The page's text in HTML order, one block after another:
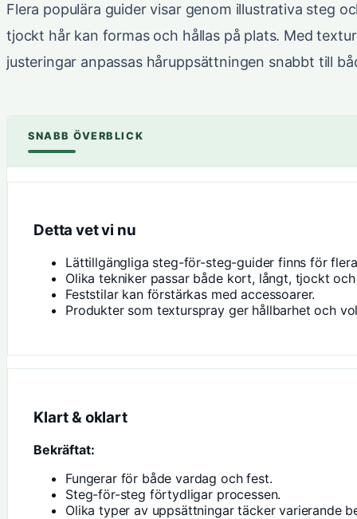
Flera populära guider visar genom illustrativa steg
tjockt hår kan formas och hållas på plats. Med
justeringar anpassas håruppsättningen snabbt till
SNABB ÖVERBLICK
Detta vet vi nu
Lättillgängliga steg-för-steg-guider finns för
Olika tekniker passar både kort, långt, tjockt
Feststilar kan förstärkas med accessoarer.
Produkter som texturspray ger hållbarhet och
Klart & oklart
Bekräftat:
Fungerar för både vardag och fest.
Steg-för-steg förtydligar processen.
Olika typer av uppsättningar täcker varierande